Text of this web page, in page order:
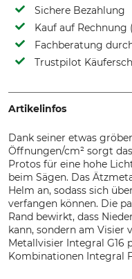
Sichere Bezahlung
Kauf auf
Fachberatung
Trustpilot
Artikelinfos
Dank seiner etwas
Öffnungen/cm² sorgt
Protos für eine hohe
beim Sägen. Das
Helm an, sodass sich
verfangen können. Die
Rand bewirkt, dass
kann, sondern am Visier
Metallvisier Integral G16
Kombinationen Integral